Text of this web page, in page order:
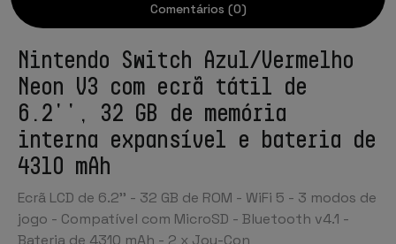
Comentários (0)
Nintendo Switch Azul/Vermelho
Neon V3 com ecrã tátil de
6.2'', 32 GB de memória
interna expansível e bateria de
4310 mAh
Ecrã LCD de 6.2'' - 32 GB de ROM - WiFi 5 - 3 modos de
jogo - Compatível com MicroSD - Bluetooth v4.1 -
Bateria de 4310 mAh - 2 x Joy-Con